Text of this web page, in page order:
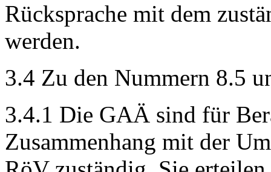
Rücksprache mit dem
werden.
3.4 Zu den Nummern 8.5
3.4.1 Die GAÄ sind für
Zusammenhang mit der